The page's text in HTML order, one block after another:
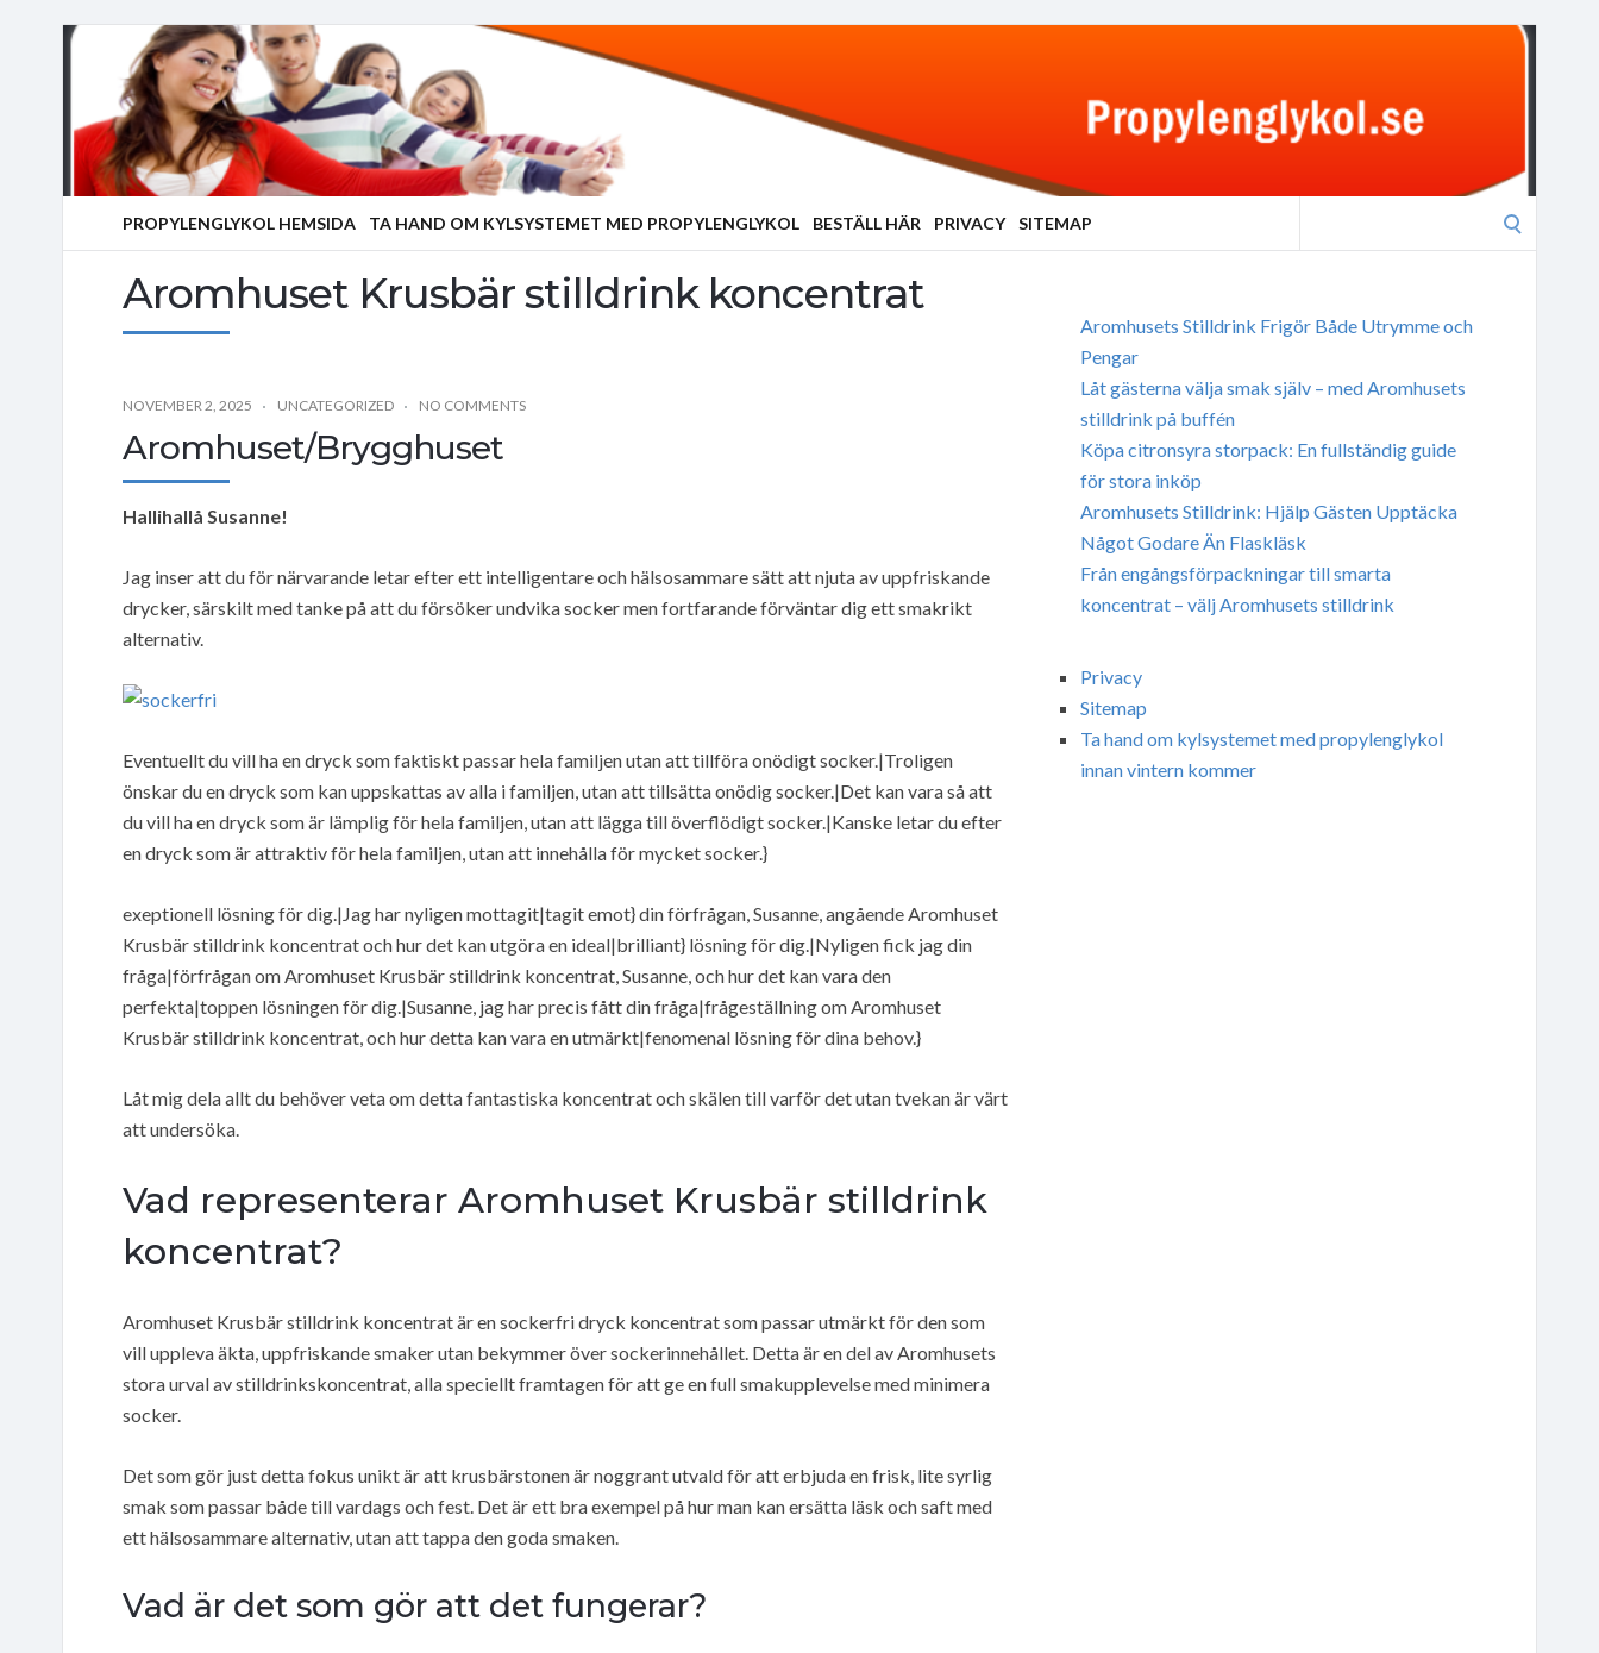
PROPYLENGLYKOL HEMSIDA TA HAND OM KYLSYSTEMET MED PROPYLENGLYKOL BESTÄLL HÄR PRIVACY SITEMAP
Aromhuset Krusbär stilldrink koncentrat
NOVEMBER 2, 2025 UNCATEGORIZED NO COMMENTS
Aromhuset/Brygghuset
Hallihallå Susanne!
Jag inser att du för närvarande letar efter ett intelligentare och hälsosammare sätt att njuta av uppfriskande
drycker, särskilt med tanke på att du försöker undvika socker men fortfarande förväntar dig ett smakrikt
alternativ.
Eventuellt du vill ha en dryck som faktiskt passar hela familjen utan att tillföra onödigt socker.|Troligen
önskar du en dryck som kan uppskattas av alla i familjen, utan att tillsätta onödig socker.|Det kan vara så att
du vill ha en dryck som är lämplig för hela familjen, utan att lägga till överflödigt socker.|Kanske letar du efter
en dryck som är attraktiv för hela familjen, utan att innehålla för mycket socker.}
exeptionell lösning för dig.|Jag har nyligen mottagit|tagit emot} din förfrågan, Susanne, angående Aromhuset
Krusbär stilldrink koncentrat och hur det kan utgöra en ideal|brilliant} lösning för dig.|Nyligen fick jag din
fråga|förfrågan om Aromhuset Krusbär stilldrink koncentrat, Susanne, och hur det kan vara den
perfekta|toppen lösningen för dig.|Susanne, jag har precis fått din fråga|frågeställning om Aromhuset
Krusbär stilldrink koncentrat, och hur detta kan vara en utmärkt|fenomenal lösning för dina behov.}
Låt mig dela allt du behöver veta om detta fantastiska koncentrat och skälen till varför det utan tvekan är värt
att undersöka.
Vad representerar Aromhuset Krusbär stilldrink
koncentrat?
Aromhuset Krusbär stilldrink koncentrat är en sockerfri dryck koncentrat som passar utmärkt för den som
vill uppleva äkta, uppfriskande smaker utan bekymmer över sockerinnehållet. Detta är en del av Aromhusets
stora urval av stilldrinkskoncentrat, alla speciellt framtagen för att ge en full smakupplevelse med minimera
socker.
Det som gör just detta fokus unikt är att krusbärstonen är noggrant utvald för att erbjuda en frisk, lite syrlig
smak som passar både till vardags och fest. Det är ett bra exempel på hur man kan ersätta läsk och saft med
ett hälsosammare alternativ, utan att tappa den goda smaken.
Vad är det som gör att det fungerar?
Aromhusets Stilldrink Frigör Både Utrymme och
Pengar
Låt gästerna välja smak själv – med Aromhusets
stilldrink på buffén
Köpa citronsyra storpack: En fullständig guide
för stora inköp
Aromhusets Stilldrink: Hjälp Gästen Upptäcka
Något Godare Än Flaskläsk
Från engångsförpackningar till smarta
koncentrat – välj Aromhusets stilldrink
Privacy
Sitemap
Ta hand om kylsystemet med propylenglykol
innan vintern kommer